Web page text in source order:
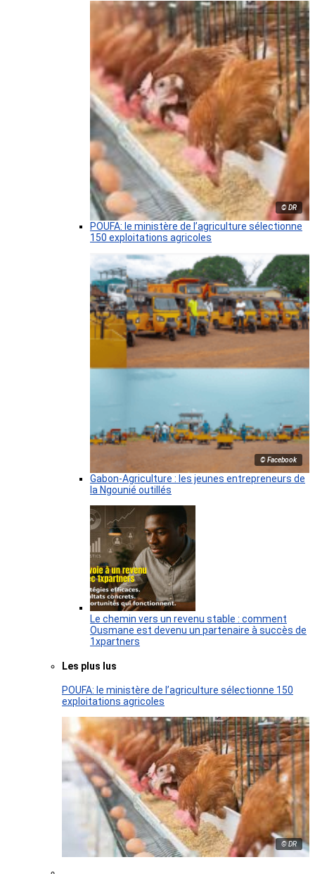
© DR
POUFA: le ministère de l’agriculture sélectionne
150 exploitations agricoles
© Facebook
Gabon-Agriculture : les jeunes entrepreneurs de
la Ngounié outillés
Le chemin vers un revenu stable : comment
Ousmane est devenu un partenaire à succès de
1xpartners
Les plus lus
POUFA: le ministère de l’agriculture sélectionne 150
exploitations agricoles
© DR